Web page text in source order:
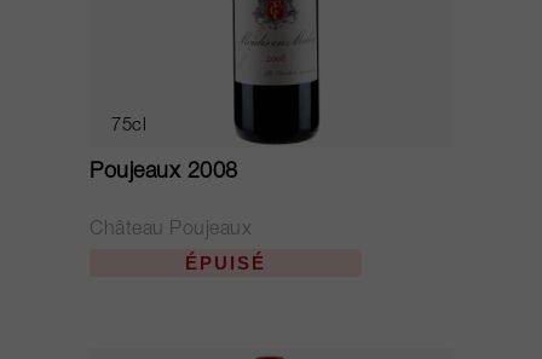
75cl
Poujeaux 2008
Château Poujeaux
ÉPUISÉ